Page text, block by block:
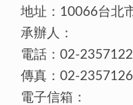
地址：10066台北
承辦人：
電話：02-
傳真：02-
電子信箱：